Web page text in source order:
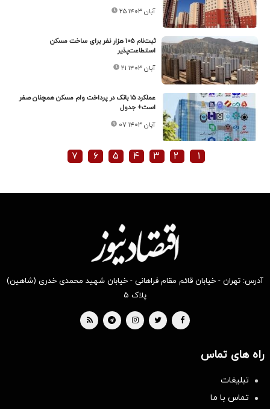
۲۵ آبان ۱۴۰۳
ثبت‌نام ۱۰۵ هزار نفر برای ساخت مسکن
استطاعت‌پذیر
۲۱ آبان ۱۴۰۳
عملکرد ۱۵ بانک در پرداخت وام مسکن همچنان صفر
است+ جدول
۰۷ آبان ۱۴۰۳
۱ ۲ ۳ ۴ ۵ ۶ ۷
آدرس: تهران - خیابان قائم مقام فراهانی - خیابان شهید محمدی خدری (شاهین)
پلاک ۵
راه های تماس
تبلیغات
تماس با ما